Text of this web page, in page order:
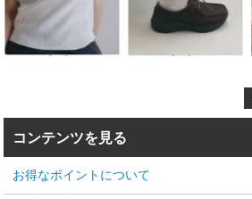
コンテンツを見る
お得なポイントについて